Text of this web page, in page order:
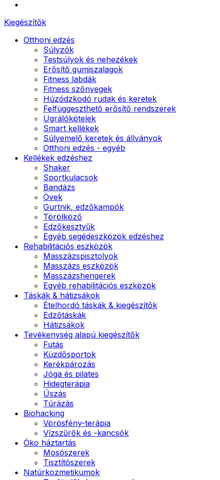
Kiegészítők
Otthoni edzés
Súlyzók
Testsúlyok és nehezékek
Erősítő gumiszalagok
Fitness labdák
Fitness szőnyegek
Húzódzkodó rudak és keretek
Felfüggeszthető erősítő rendszerek
Ugrálókötelek
Smart kellékek
Súlyemelő keretek és állványok
Otthoni edzés - egyéb
Kellékek edzéshez
Shaker
Sportkulacsok
Bandázs
Övek
Gurtnik, edzőkampók
Törölköző
Edzőkesztyűk
Egyéb segédeszközök edzéshez
Rehabilitációs eszközök
Masszázspisztolyok
Masszázs eszközök
Masszázshengerek
Egyéb rehabilitációs eszközök
Táskák & hátizsákok
Ételhordó táskák & kiegészítők
Edzőtáskák
Hátizsákok
Tevékenység alapú kiegészítők
Futás
Küzdősportok
Kerékpározás
Jóga és pilates
Hidegterápia
Úszás
Túrázás
Biohacking
Vörösfény-terápia
Vízszűrők és -kancsók
Öko háztartás
Mosószerek
Tisztítószerek
Natúrkozmetikumok